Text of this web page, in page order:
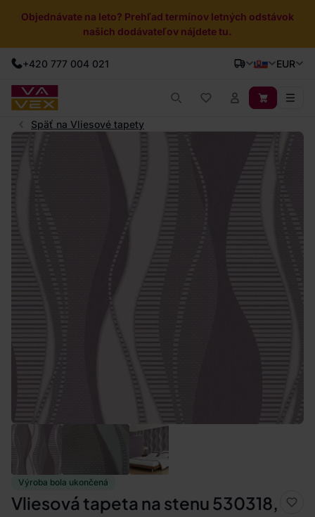
Objednávate na leto? Prehľad termínov letných odstávok
našich dodávateľov nájdete tu.
+420 777 004 021 EUR
Späť na Vliesové tapety
Výroba bola ukončená
Vliesová tapeta na stenu 530318,